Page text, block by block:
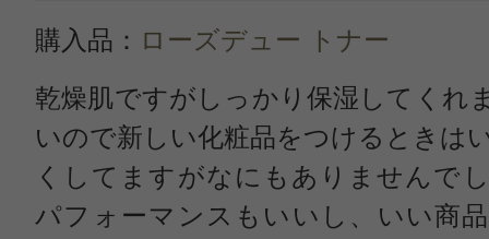
購入品： ローズデュー トナー
乾燥肌ですがしっかり保湿してくれ
いので新しい化粧品をつけるときは
くしてますがなにもありませんで
パフォーマンスもいいし、いい商